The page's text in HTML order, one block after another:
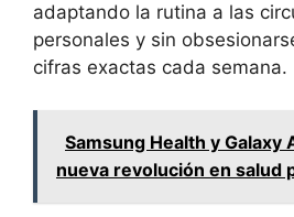
adaptando la rutina a las
personales y sin
cifras exactas cada semana.
Samsung Health y Galaxy
nueva revolución en salud